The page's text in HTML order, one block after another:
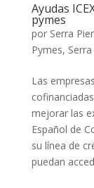
Ayudas
pymes
por Serra
Pymes,
Las
mejorar las
Español de
su línea de
puedan